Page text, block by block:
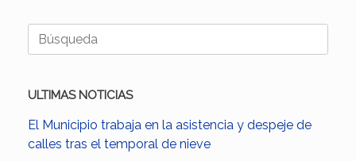
Buscar:
ULTIMAS NOTICIAS
El Municipio trabaja en la asistencia y despeje de
calles tras el temporal de nieve